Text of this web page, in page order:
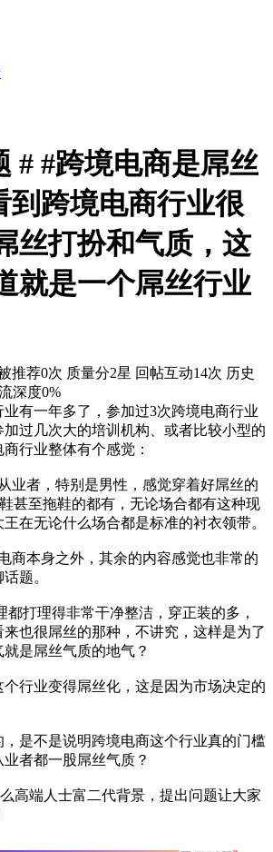
# #跨境电商是屌丝
到跨境电商行业很
丝打扮和气质，这
就是一个屌丝行业
推荐0次 质量分2星 回帖互动14次 历史
深度0%
有一年多了，参加过3次跨境电商行业
过几次大的培训机构、或者比较小型的
行业整体有个感觉：
业者，特别是男性，感觉穿着好屌丝的
甚至拖鞋的都有，无论场合都有这种现
在无论什么场合都是标准的衬衣领带。
商本身之外，其余的内容感觉也非常的
题。
都打理得非常干净整洁，穿正装的多，
也很屌丝的那种，不讲究，这样是为了
是屌丝气质的地气？
行业变得屌丝化，这是因为市场决定的
是不是说明跨境电商这个行业真的门槛
者都一股屌丝气质？
高端人士富二代背景，提出问题让大家